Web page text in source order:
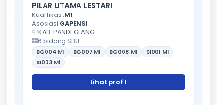
PILAR UTAMA LESTARI
Kualifikasi:M1
Asosiasi:GAPENSI
KAB. PANDEGLANG
6 bidang SBU
BG004 M1 BG007 M1 BG008 M1 SI001 M1
SI003 M1
Lihat profil